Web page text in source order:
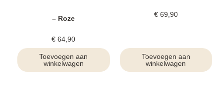
– Roze
€ 64,90
Toevoegen aan
winkelwagen
€69,90
Toevoegen aan
winkelwagen